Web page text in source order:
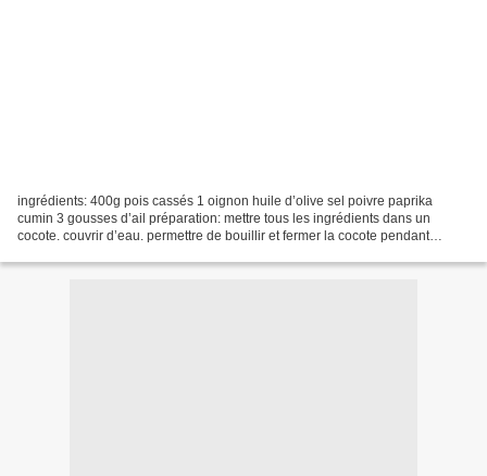
ingrédients: 400g pois cassés 1 oignon huile d’olive sel poivre paprika
cumin 3 gousses d’ail préparation: mettre tous les ingrédients dans un
cocote. couvrir d’eau. permettre de bouillir et fermer la cocote pendant